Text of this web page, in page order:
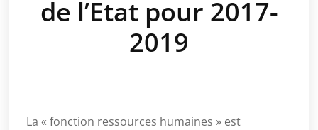
de l’Etat pour 2017-
2019
La « fonction ressources humaines » est